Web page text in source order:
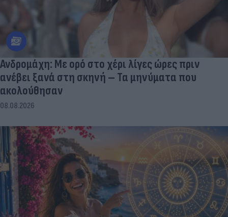
Ανδρομάχη: Με ορό στο χέρι λίγες ώρες πριν
ανέβει ξανά στη σκηνή – Τα μηνύματα που
ακολούθησαν
08.08.2026